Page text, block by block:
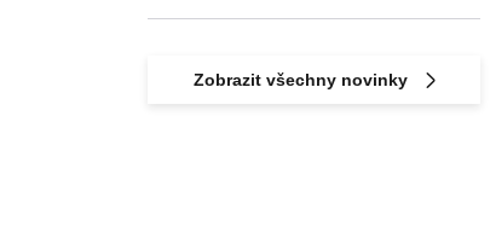
Zobrazit všechny novinky